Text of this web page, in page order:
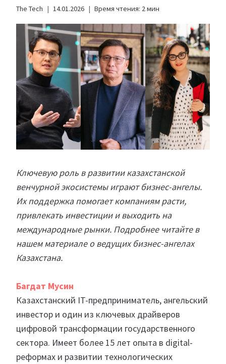
The Tech 14.01.2026 Время чтения: 2мин
Ключевую роль в развитии казахстанской
венчурной экосистемы играют бизнес-ангелы.
Их поддержка помогает компаниям расти,
привлекать инвестиции и выходить на
международные рынки. Подробнее читайте в
нашем материале о ведущих бизнес-ангелах
Казахстана.
Багдат Мусин
Казахстанский IT-предприниматель, ангельский
инвестор и один из ключевых драйверов
цифровой трансформации государственного
сектора. Имеет более 15 лет опыта в digital-
реформах и развитии технологических